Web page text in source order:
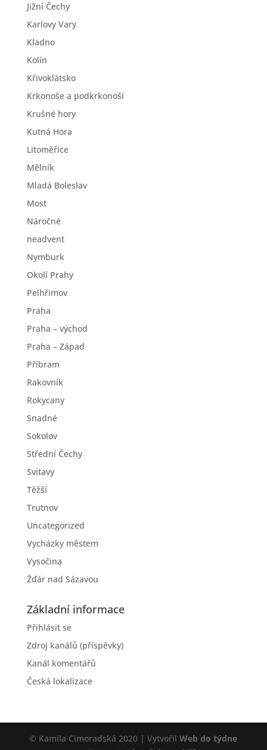
Jižní Čechy
Karlovy Vary
Kladno
Kolín
Křivoklátsko
Krkonoše a podkrkonoší
Krušné hory
Kutná Hora
Litoměřice
Mělník
Mladá Boleslav
Most
Náročné
neadvent
Nymburk
Okolí Prahy
Pelhřimov
Praha
Praha – východ
Praha – Západ
Příbram
Rakovník
Rokycany
Snadné
Sokolov
Střední Čechy
Svitavy
Těžší
Trutnov
Uncategorized
Vycházky městem
Vysočina
Žďár nad Sázavou
Základní informace
Přihlásit se
Zdroj kanálů (příspěvky)
Kanál komentářů
Česká lokalizace
© Kamila Cimoradská 2020 | VytvořilWeb do týdne